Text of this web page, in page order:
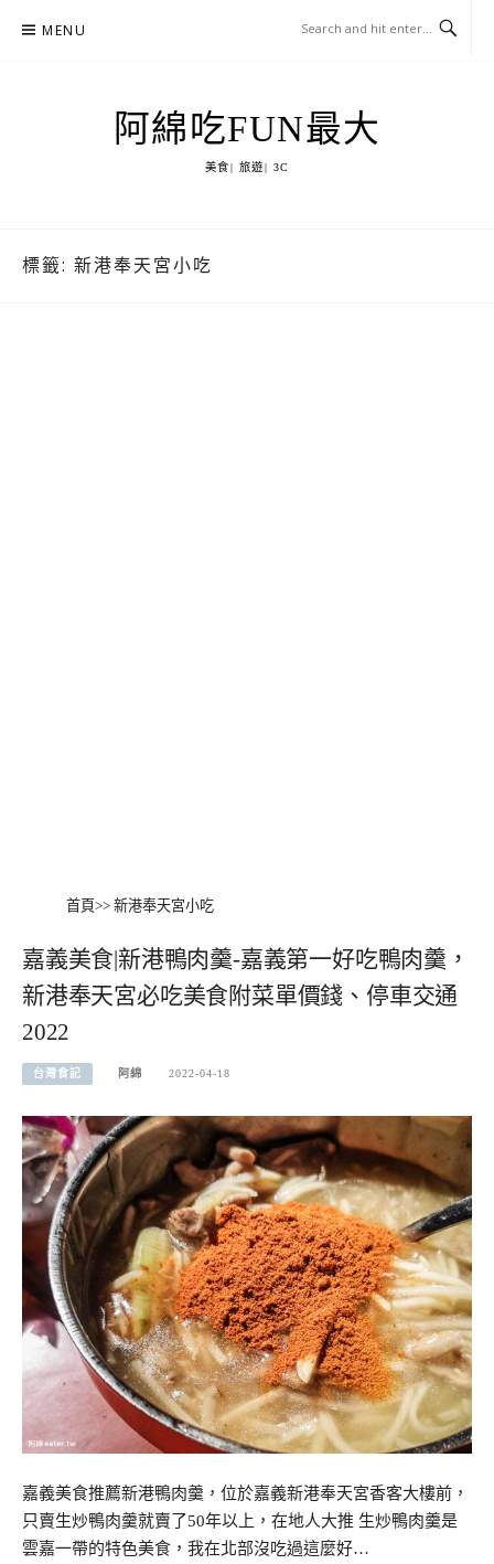
MENU
阿綿吃FUN最大
美食| 旅遊| 3C
標籤: 新港奉天宮小吃
首頁>> 新港奉天宮小吃
嘉義美食|新港鴨肉羹-嘉義第一好吃鴨肉羹，
新港奉天宮必吃美食附菜單價錢、停車交通
2022
台灣食記 阿綿 2022-04-18
嘉義美食推薦新港鴨肉羹，位於嘉義新港奉天宮香客大樓前，
只賣生炒鴨肉羹就賣了50年以上，在地人大推 生炒鴨肉羹是
雲嘉一帶的特色美食，我在北部沒吃過這麼好…